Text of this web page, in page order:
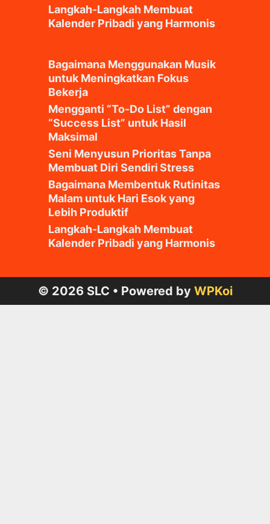
Langkah-Langkah Membuat
Kalender Pribadi yang Harmonis
Bagaimana Menggunakan Musik
untuk Meningkatkan Fokus
Bekerja
Mengganti “To-Do List” dengan
“Success List” untuk Hasil
Maksimal
Seni Menyusun Prioritas Tanpa
Membuat Diri Sendiri Stress
Bagaimana Membentuk Rutinitas
Malam untuk Hari Esok yang
Lebih Produktif
Langkah-Langkah Membuat
Kalender Pribadi yang Harmonis
© 2026 SLC • Powered by WPKoi